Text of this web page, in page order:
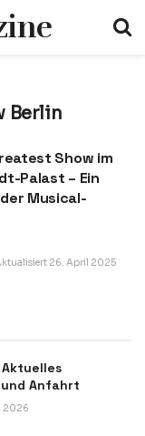
Berlin
Show im
Palast – Ein
Musical-
26. April 2025
Anfahrt
2026